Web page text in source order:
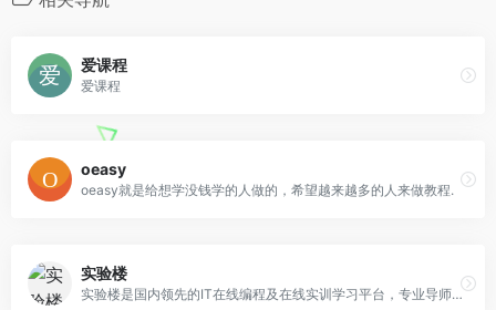
爱课程
爱课程
oeasy
oeasy就是给想学没钱学的人做的，希望越来越多的人来做教程.
实验楼
实验楼是国内领先的IT在线编程及在线实训学习平台，专业导师提供精选的实践项目，创新的技术使得学习者无需配置繁琐的本地环境，随时在线流畅使用。以就业为导向，提供编程、运维、测试、云计算、大数据、数据库等全面的IT技术动手实践环境，提供Linux、Python、Java、C语言等千门热门课程。